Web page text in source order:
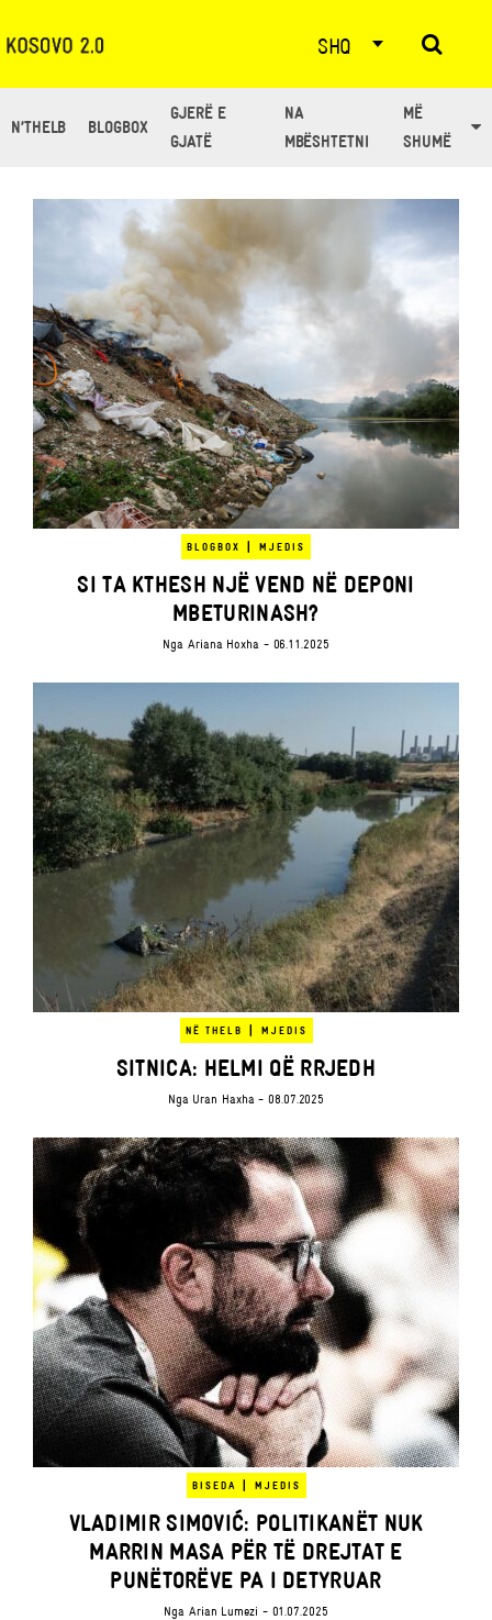
SHQ
N’THELB BLOGBOX
GJERË E
GJATË
NA
MBËSHTETNI
MË
SHUMË
TAG: MJEDIS
BLOGBOX | MJEDIS
SI TA KTHESH NJË VEND NË DEPONI
MBETURINASH?
NgaAriana Hoxha- 06.11.2025
NË THELB | MJEDIS
SITNICA: HELMI QË RRJEDH
Nga Uran Haxha- 08.07.2025
BISEDA | MJEDIS
VLADIMIR SIMOVIĆ: POLITIKANËT NUK
MARRIN MASA PËR TË DREJTAT E
PUNËTORËVE PA I DETYRUAR
NgaArian Lumezi - 01.07.2025